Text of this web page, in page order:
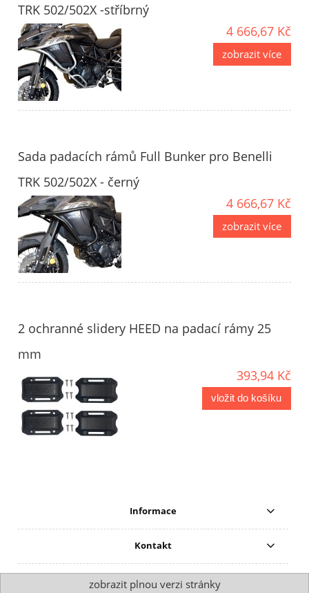
TRK 502/502X -stříbrný
4 666,67 Kč
zobrazit více
Sada padacích rámů Full Bunker pro Benelli
TRK 502/502X - černý
4 666,67 Kč
zobrazit více
2 ochranné slidery HEED na padací rámy 25
mm
393,94 Kč
vložit do košíku
Informace
Kontakt
zobrazit plnou verzi stránky